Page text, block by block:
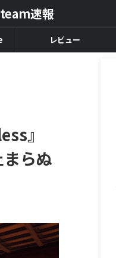
速報
レビュー
』
らぬ